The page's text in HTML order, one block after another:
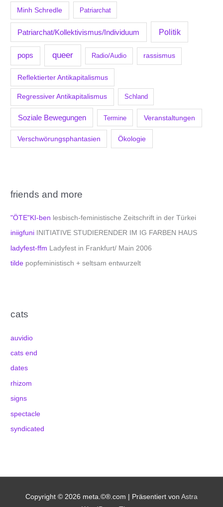
Minh Schredle Patriarchat
Patriarchat/Kollektivismus/Individuum Politik
pops queer Radio/Audio rassismus
Reflektierter Antikapitalismus
Regressiver Antikapitalismus Schland
Soziale Bewegungen Termine Veranstaltungen
Verschwörungsphantasien Ökologie
friends and more
"ÖTE"KI-ben lesbisch-feministische Zeitschrift in der Türkei
iniigfuni INITIATIVE STUDIERENDER IM IG FARBEN HAUS
ladyfest-ffm Ladyfest in Frankfurt/ Main 2006
tilde popfeministisch + seltsam entwurzelt
cats
auvidio
cats end
dates
rhizom
signs
spectacle
syndicated
Copyright © 2026 meta.©®.com | Präsentiert von Astra